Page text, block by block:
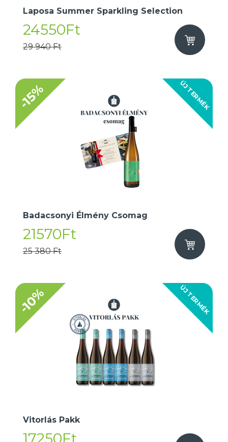
Laposa Summer Sparkling Selection
24550Ft
29 940 Ft
ÚJ TERMÉK
-15%
Badacsonyi Élmény Csomag
21570Ft
25 380 Ft
ÚJ TERMÉK
-10%
Vitorlás Pakk